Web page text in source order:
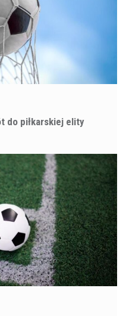
do piłkarskiej elity